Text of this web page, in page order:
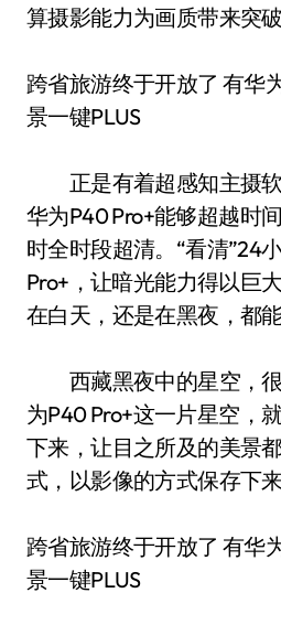
算摄影能力为画质带来突破
跨省旅游终于开放了 有华
景一键PLUS
正是有着超感知主摄软
华为P40 Pro+能够超越时
时全时段超清。“看清”24
Pro+，让暗光能力得以巨
在白天，还是在黑夜，都能
西藏黑夜中的星空，很
为P40 Pro+这一片星空，
下来，让目之所及的美景
式，以影像的方式保存下来
跨省旅游终于开放了 有华
景一键PLUS